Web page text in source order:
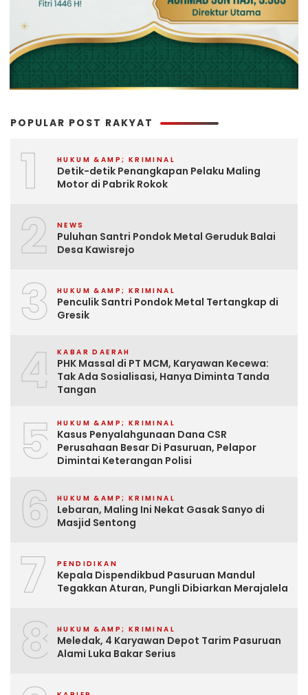
POPULAR POST RAKYAT
1 HUKUM &AMP; KRIMINAL
Detik-detik Penangkapan Pelaku Maling
Motor di Pabrik Rokok
2 NEWS
Puluhan Santri Pondok Metal Geruduk Balai
Desa Kawisrejo
3 HUKUM &AMP; KRIMINAL
Penculik Santri Pondok Metal Tertangkap di
Gresik
4 KABAR DAERAH
PHK Massal di PT MCM, Karyawan Kecewa:
Tak Ada Sosialisasi, Hanya Diminta Tanda
Tangan
5 HUKUM &AMP; KRIMINAL
Kasus Penyalahgunaan Dana CSR
Perusahaan Besar Di Pasuruan, Pelapor
Dimintai Keterangan Polisi
6 HUKUM &AMP; KRIMINAL
Lebaran, Maling Ini Nekat Gasak Sanyo di
Masjid Sentong
7 PENDIDIKAN
Kepala Dispendikbud Pasuruan Mandul
Tegakkan Aturan, Pungli Dibiarkan Merajalela
8 HUKUM &AMP; KRIMINAL
Meledak, 4 Karyawan Depot Tarim Pasuruan
Alami Luka Bakar Serius